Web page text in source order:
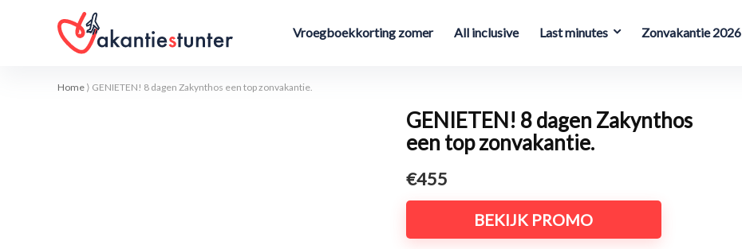
Vroegboekkorting zomer All inclusive Last minutes Zonvakantie 2026
Home ⟩ GENIETEN! 8 dagen Zakynthos een top zonvakantie.
GENIETEN! 8 dagen Zakynthos
een top zonvakantie.
€455
BEKIJK PROMO